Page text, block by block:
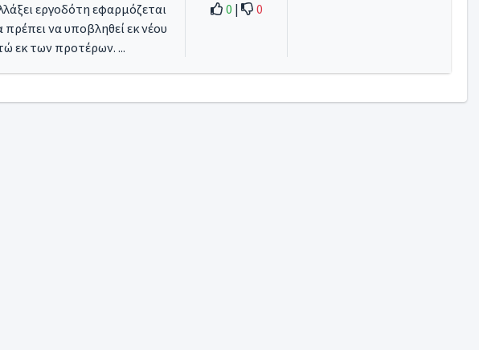
εργοδότη εφαρμόζεται
να υποβληθεί εκ νέου
εκ των προτέρων. ...
0 | 0